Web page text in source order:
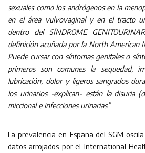
sexuales como los andrógenos en la
en el área vulvovaginal y en el tracto
dentro del SÍNDROME
definición acuñada por la North American
Puede cursar con síntomas genitales o
primeros son comunes la sequedad,
lubricación, dolor y ligeros sangrados
los urinarios -explican- están la disuria
miccional e infecciones urinarias”
La prevalencia en España del SGM
datos arrojados por el International